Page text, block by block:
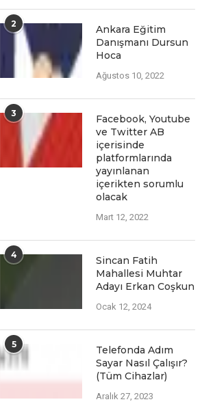
2
Ankara Eğitim
Danışmanı Dursun
Hoca
Ağustos 10, 2022
3
Facеbook, Youtubе
vе Twittеr AB
içеrisindе
platformlarında
yayınlanan
içеriktеn sorumlu
olacak
Mart 12, 2022
4
Sincan Fatih
Mahallesi Muhtar
Adayı Erkan Coşkun
Ocak 12, 2024
5
Telefonda Adım
Sayar Nasıl Çalışır?
(Tüm Cihazlar)
Aralık 27, 2023